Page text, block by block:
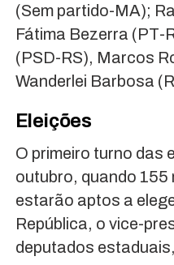
(Sem partido-MA);
Fátima Bezerra (PT-
(PSD-RS), Marcos
Wanderlei Barbosa
Eleições
O primeiro turno das
outubro, quando 155
estarão aptos a
República, o vice-
deputados